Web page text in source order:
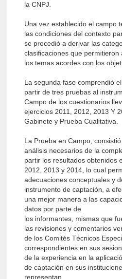
la CNPJ.
Una vez establecido el campo
las condiciones del contexto
se procedió a derivar las
clasificaciones que
los temas acordes con los
La segunda fase comprendió
partir de tres pruebas al
Campo de los cuestionarios
ejercicios 2011, 2012, 2013 Y
Gabinete y Prueba Cualitativa.
La Prueba en Campo,
análisis necesarios de la
partir los resultados obtenidos
2012, 2013 y 2014, lo cual
adecuaciones conceptuales y
instrumento de captación, a
una mejor manera a las
datos por parte de
los informantes, mismas que
las revisiones y comentarios
de los Comités Técnicos
correspondientes en sus
de la experiencia en la
de captación en sus
representan